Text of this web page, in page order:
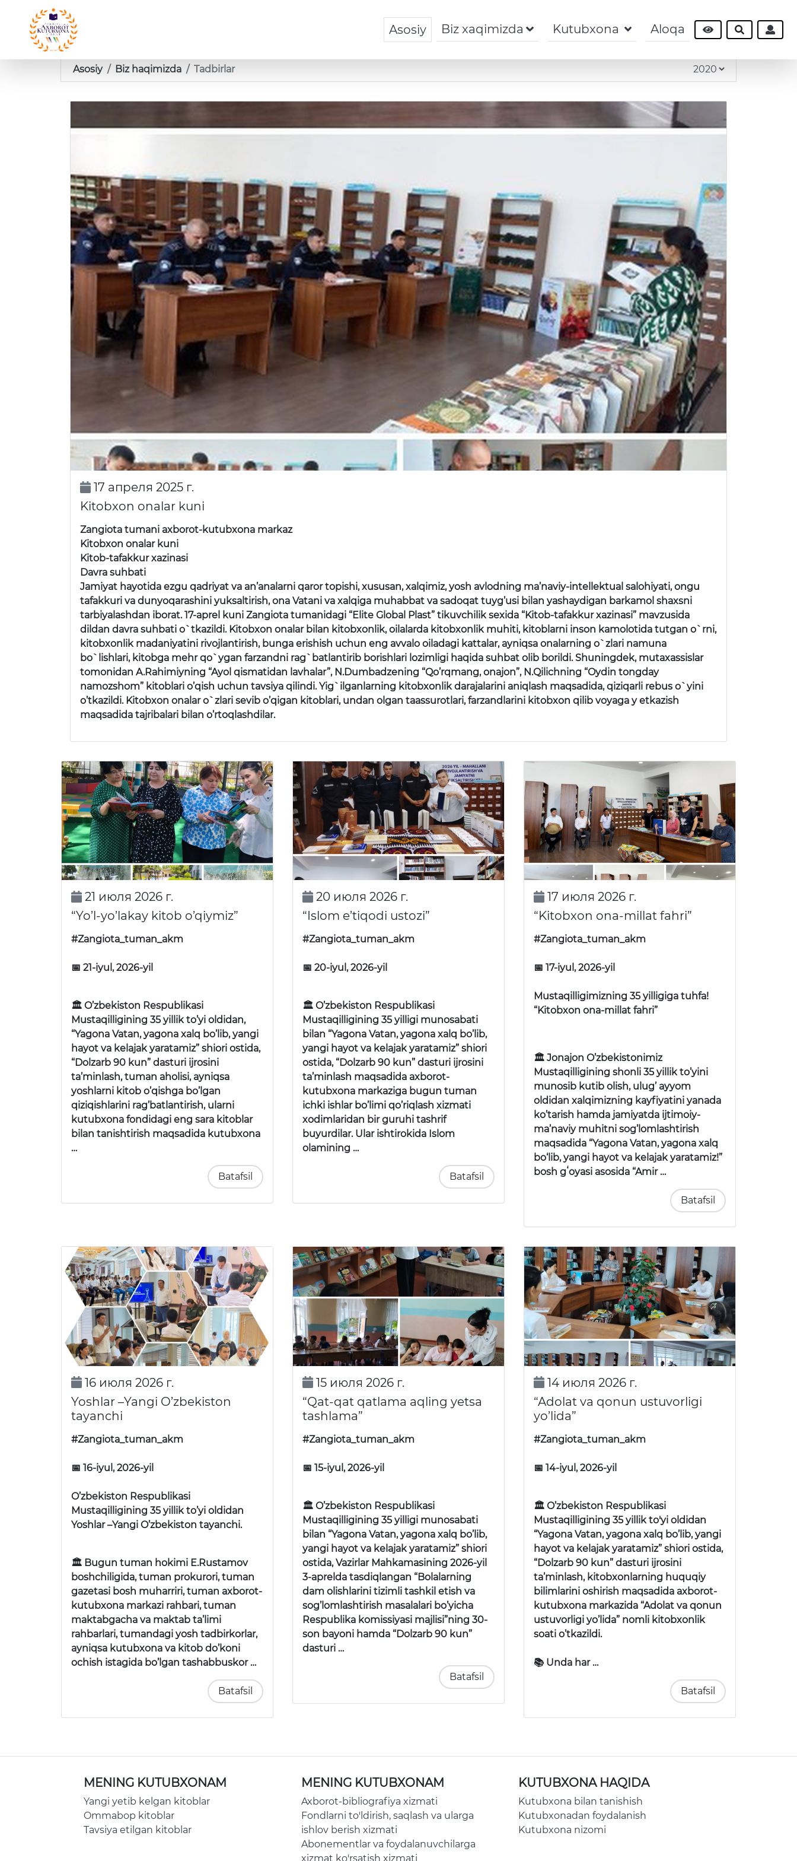
Asosiy Biz xaqimizda Kutubxona Aloqa
Asosiy Biz haqimizda Tadbirlar
17 апреля 2025 г.
Kitobxon onalar kuni
Zangiota tumani axborot-kutubxona markaz
Kitobxon onalar kuni
Kitob-tafakkur xazinasi
Davra suhbati
Jamiyat hayotida ezgu qadriyat va an’analarni qaror topishi, xususan, xalqimiz, yosh avlodning ma’naviy-intellektual salohiyati, ongu
tafakkuri va dunyoqarashini yuksaltirish, ona Vatani va xalqiga muhabbat va sadoqat tuyg’usi bilan yashaydigan barkamol shaxsni
tarbiyalashdan iborat. 17-aprel kuni Zangiota tumanidagi “Elite Global Plast” tikuvchilik sexida “Kitob-tafakkur xazinasi” mavzusida
dildan davra suhbati o`tkazildi. Kitobxon onalar bilan kitobxonlik, oilalarda kitobxonlik muhiti, kitoblarni inson kamolotida tutgan o`rni,
kitobxonlik madaniyatini rivojlantirish, bunga erishish uchun eng avvalo oiladagi kattalar, ayniqsa onalarning o`zlari namuna
bo`lishlari, kitobga mehr qo`ygan farzandni rag`batlantirib borishlari lozimligi haqida suhbat olib borildi. Shuningdek, mutaxassislar
tomonidan A.Rahimiyning “Ayol qismatidan lavhalar”, N.Dumbadzening “Qo’rqmang, onajon”, N.Qilichning “Oydin tongday
namozshom” kitoblari o’qish uchun tavsiya qilindi. Yig`ilganlarning kitobxonlik darajalarini aniqlash maqsadida, qiziqarli rebus o`yini
o’tkazildi. Kitobxon onalar o`zlari sevib o’qigan kitoblari, undan olgan taassurotlari, farzandlarini kitobxon qilib voyaga y etkazish
maqsadida tajribalari bilan o’rtoqlashdilar.
21 июля 2026 г.
“Yo’l-yo’lakay kitob o’qiymiz”
#Zangiota_tuman_akm
📅 21-iyul, 2026-yil
🏛 O’zbekiston Respublikasi
Mustaqilligining 35 yillik to’yi oldidan,
“Yagona Vatan, yagona xalq bo’lib, yangi
hayot va kelajak yaratamiz” shiori ostida,
“Dolzarb 90 kun” dasturi ijrosini
ta’minlash, tuman aholisi, ayniqsa
yoshlarni kitob o’qishga bo’lgan
qiziqishlarini rag’batlantirish, ularni
kutubxona fondidagi eng sara kitoblar
bilan tanishtirish maqsadida kutubxona
…
Batafsil
20 июля 2026 г.
“Islom e’tiqodi ustozi”
#Zangiota_tuman_akm
📅 20-iyul, 2026-yil
🏛 O’zbekiston Respublikasi
Mustaqilligining 35 yilligi munosabati
bilan “Yagona Vatan, yagona xalq bo’lib,
yangi hayot va kelajak yaratamiz” shiori
ostida, “Dolzarb 90 kun” dasturi ijrosini
ta’minlash maqsadida axborot-
kutubxona markaziga bugun tuman
ichki ishlar bo’limi qo’riqlash xizmati
xodimlaridan bir guruhi tashrif
buyurdilar. Ular ishtirokida Islom
olamining …
Batafsil
17 июля 2026 г.
“Kitobxon ona-millat fahri”
#Zangiota_tuman_akm
📅 17-iyul, 2026-yil
Mustaqilligimizning 35 yilligiga tuhfa!
“Kitobxon ona-millat fahri”
🏛 Jonajon O’zbekistonimiz
Mustaqilligining shonli 35 yillik to’yini
munosib kutib olish, ulug’ ayyom
oldidan xalqimizning kayfiyatini yanada
ko’tarish hamda jamiyatda ijtimoiy-
ma’naviy muhitni sog’lomlashtirish
maqsadida “Yagona Vatan, yagona xalq
bo‘lib, yangi hayot va kelajak yaratamiz!”
bosh gʻoyasi asosida “Amir …
Batafsil
16 июля 2026 г.
Yoshlar –Yangi O’zbekiston
tayanchi
#Zangiota_tuman_akm
📅 16-iyul, 2026-yil
O’zbekiston Respublikasi
Mustaqilligining 35 yillik to’yi oldidan
Yoshlar –Yangi O’zbekiston tayanchi.
🏛 Bugun tuman hokimi E.Rustamov
boshchiligida, tuman prokurori, tuman
gazetasi bosh muharriri, tuman axborot-
kutubxona markazi rahbari, tuman
maktabgacha va maktab ta’limi
rahbarlari, tumandagi yosh tadbirkorlar,
ayniqsa kutubxona va kitob do’koni
ochish istagida bo’lgan tashabbuskor …
Batafsil
15 июля 2026 г.
“Qat-qat qatlama aqling yetsa
tashlama”
#Zangiota_tuman_akm
📅 15-iyul, 2026-yil
🏛 O’zbekiston Respublikasi
Mustaqilligining 35 yilligi munosabati
bilan “Yagona Vatan, yagona xalq bo’lib,
yangi hayot va kelajak yaratamiz” shiori
ostida, Vazirlar Mahkamasining 2026-yil
3-aprelda tasdiqlangan “Bolalarning
dam olishlarini tizimli tashkil etish va
sog’lomlashtirish masalalari bo’yicha
Respublika komissiyasi majlisi”ning 30-
son bayoni hamda “Dolzarb 90 kun”
dasturi …
Batafsil
14 июля 2026 г.
“Adolat va qonun ustuvorligi
yo’lida”
#Zangiota_tuman_akm
📅 14-iyul, 2026-yil
🏛 O’zbekiston Respublikasi
Mustaqilligining 35 yillik to'yi oldidan
“Yagona Vatan, yagona xalq bo’lib, yangi
hayot va kelajak yaratamiz” shiori ostida,
“Dolzarb 90 kun” dasturi ijrosini
ta’minlash, kitobxonlarning huquqiy
bilimlarini oshirish maqsadida axborot-
kutubxona markazida “Adolat va qonun
ustuvorligi yo’lida” nomli kitobxonlik
soati o’tkazildi.
📚 Unda har …
Batafsil
MENING KUTUBXONAM
Yangi yetib kelgan kitoblar
Ommabop kitoblar
Tavsiya etilgan kitoblar
MENING KUTUBXONAM
Axborot-bibliografiya xizmati
Fondlarni to'ldirish, saqlash va ularga
ishlov berish xizmati
Abonementlar va foydalanuvchilarga
xizmat ko'rsatish xizmati
KUTUBXONA HAQIDA
Kutubxona bilan tanishish
Kutubxonadan foydalanish
Kutubxona nizomi